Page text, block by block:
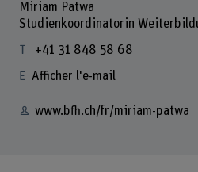
Miriam Patwa
Studienkoordinatorin
+41 31 848 58 68
Afficher l'e-mail
www.bfh.ch/fr/miriam-patwa